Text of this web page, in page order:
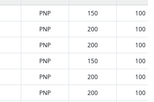
PNP 150
100
PNP 200
100
PNP 200
100
PNP 150
100
PNP 200
100
PNP 200
100